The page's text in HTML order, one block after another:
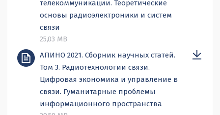
телекоммуникации. Теоретические
основы радиоэлектроники и систем
связи
25,03 MB
АПИНО 2021. Сборник научных статей.
Том 3. Радиотехнологии связи.
Цифровая экономика и управление в
связи. Гуманитарные проблемы
информационного пространства